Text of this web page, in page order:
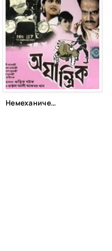
Немеханическое (1958)